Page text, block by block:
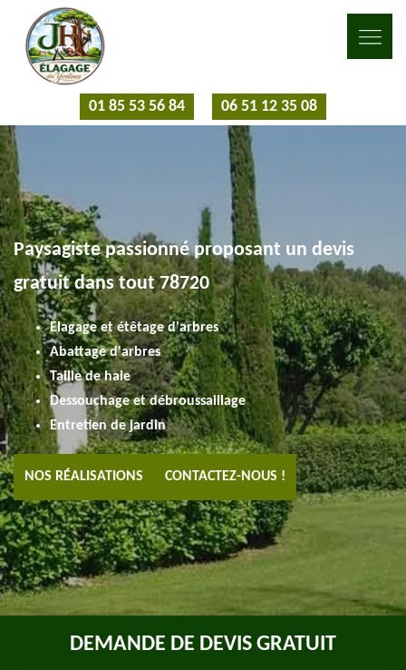
01 85 53 56 84 06 51 12 35 08
Paysagiste passionné proposant un devis
gratuit dans tout 78720
Elagage et étêtage d'arbres
Abattage d'arbres
Taille de haie
Dessouchage et débroussaillage
Entretien de jardin
NOS RÉALISATIONS CONTACTEZ-NOUS !
DEMANDE DE DEVIS GRATUIT